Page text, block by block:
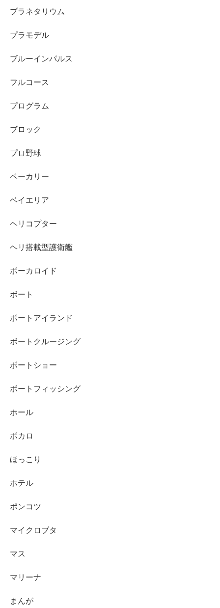
プラネタリウム
プラモデル
ブルーインパルス
フルコース
プログラム
ブロック
プロ野球
ベーカリー
ベイエリア
ヘリコプター
ヘリ搭載型護衛艦
ボーカロイド
ボート
ポートアイランド
ボートクルージング
ボートショー
ボートフィッシング
ホール
ボカロ
ほっこり
ホテル
ポンコツ
マイクロブタ
マス
マリーナ
まんが